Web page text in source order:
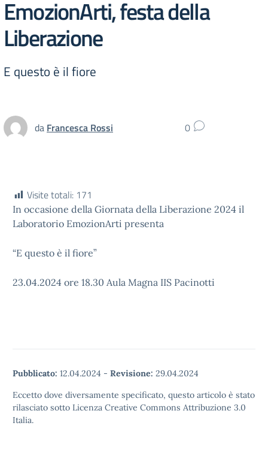
EmozionArti, festa della
Liberazione
E questo è il fiore
da Francesca Rossi 0
Visite totali: 171
In occasione della Giornata della Liberazione 2024 il
Laboratorio EmozionArti presenta
“E questo è il fiore”
23.04.2024 ore 18.30 Aula Magna IIS Pacinotti
Pubblicato: 12.04.2024 - Revisione: 29.04.2024
Eccetto dove diversamente specificato, questo articolo è stato
rilasciato sotto Licenza Creative Commons Attribuzione 3.0
Italia.